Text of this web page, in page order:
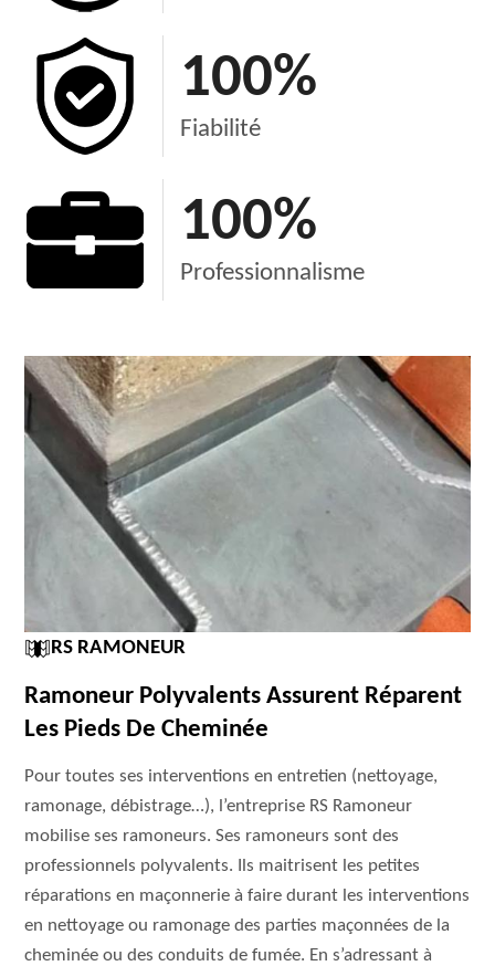
100%
Fiabilité
100%
Professionnalisme
RS RAMONEUR
Ramoneur Polyvalents Assurent Réparent
Les Pieds De Cheminée
Pour toutes ses interventions en entretien (nettoyage,
ramonage, débistrage…), l’entreprise RS Ramoneur
mobilise ses ramoneurs. Ses ramoneurs sont des
professionnels polyvalents. Ils maitrisent les petites
réparations en maçonnerie à faire durant les interventions
en nettoyage ou ramonage des parties maçonnées de la
cheminée ou des conduits de fumée. En s’adressant à